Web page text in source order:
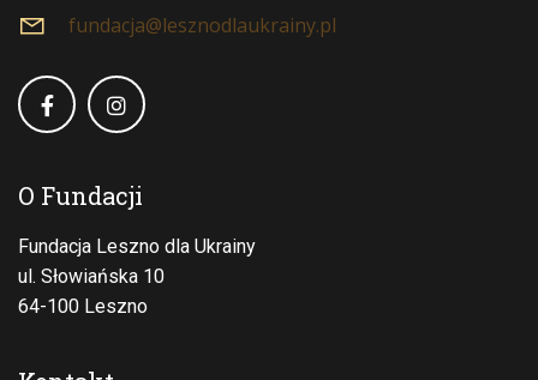
fundacja@lesznodlaukrainy.pl
O Fundacji
Fundacja Leszno dla Ukrainy
ul. Słowiańska 10
64-100 Leszno